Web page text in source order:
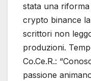
stata una
crypto binance
scrittori non
produzioni.
Co.Ce.R.:
passione